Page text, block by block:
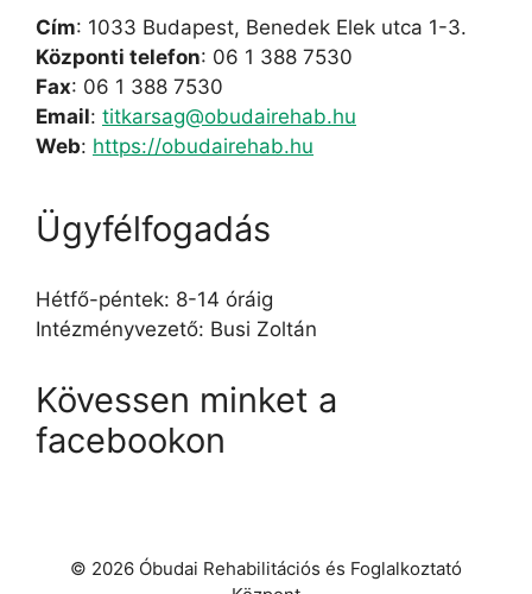
Cím: 1033 Budapest, Benedek Elek utca 1-3.
Központi telefon: 06 1 388 7530
Fax: 06 1 388 7530
Email: titkarsag@obudairehab.hu
Web: https://obudairehab.hu
Ügyfélfogadás
Hétfő-péntek: 8-14 óráig
Intézményvezető: Busi Zoltán
Kövessen minket a
facebookon
© 2026 Óbudai Rehabilitációs és Foglalkoztató